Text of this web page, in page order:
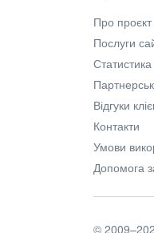
Про проєкт
Послуги
Статистика
Відгуки
Контакти
Умови
Допомога
©